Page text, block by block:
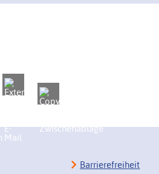
Barrierefreiheit